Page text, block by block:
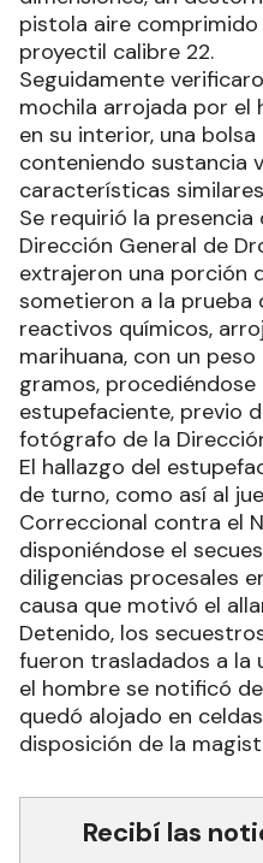
pistola aire
proyectil calibre 22.
Seguidamente
mochila arrojada por el
en su interior, una
conteniendo sustancia
características
Se requirió la presencia
Dirección General de
extrajeron una porción
sometieron a la prueba
reactivos químicos,
marihuana, con un
gramos,
estupefaciente, previo
fotógrafo de la
El hallazgo del
de turno, como así al
Correccional contra el
disponiéndose el
diligencias procesales
causa que motivó el
Detenido, los
fueron trasladados a la
el hombre se notificó
quedó alojado en
disposición de la
Recibí las